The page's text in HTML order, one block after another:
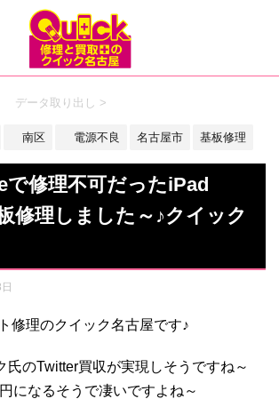
データ取り出し >
南区 電源不良 名古屋市 基板修理
修理不可だったiPad
修理しました～♪クイック
修理のクイック名古屋です♪
氏のTwitter買収が実現しそうですね～
になるそうで凄いですよね～